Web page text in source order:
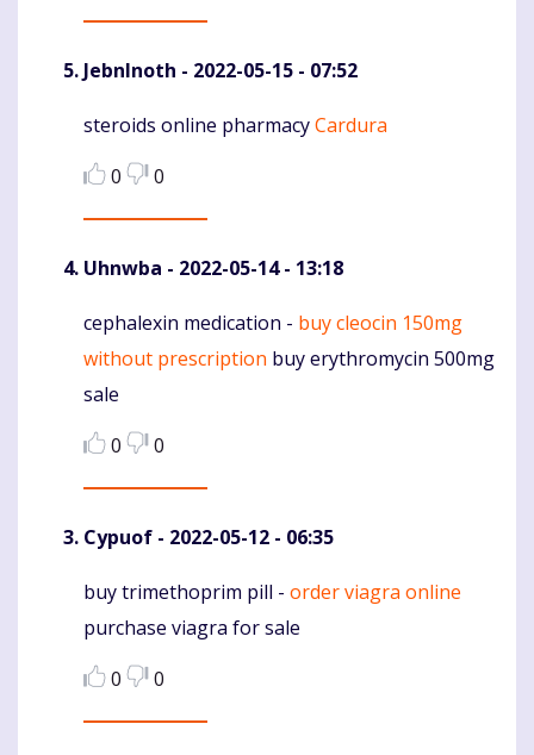
JebnInoth - 2022-05-15 - 07:52
Komentaras
steroids online pharmacyCardura
0
0
Uhnwba - 2022-05-14 - 13:18
Komentaras
cephalexin medication - buy cleocin 150mg
without prescription buy erythromycin 500mg
sale
0
0
Cypuof - 2022-05-12 - 06:35
Komentaras
buy trimethoprim pill - order viagra online
purchase viagra for sale
0
0